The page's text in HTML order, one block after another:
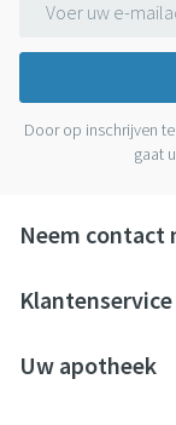
Door op inschrijven
gaat
Neem contact
Klantenservice
Uw apotheek